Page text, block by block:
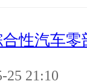
性汽车
25 21:10